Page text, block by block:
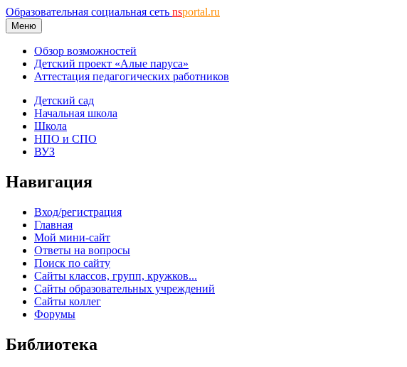
Образовательная социальная сеть nsportal.ru
Меню
Обзор возможностей
Детский проект «Алые паруса»
Аттестация педагогических работников
Детский сад
Начальная школа
Школа
НПО и СПО
ВУЗ
Навигация
Вход/регистрация
Главная
Мой мини-сайт
Ответы на вопросы
Поиск по сайту
Сайты классов, групп, кружков...
Сайты образовательных учреждений
Сайты коллег
Форумы
Библиотека